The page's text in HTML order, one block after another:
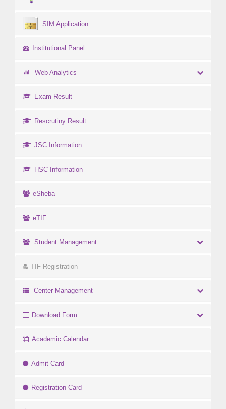
SIM Application
Institutional Panel
Web Analytics
Exam Result
Rescrutiny Result
JSC Information
HSC Information
eSheba
eTIF
Student Management
TIF Registration
Center Management
Download Form
Academic Calendar
Admit Card
Registration Card